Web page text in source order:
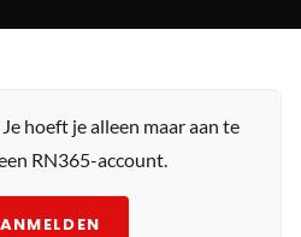
hoeft je alleen maar aan te
RN365-account.